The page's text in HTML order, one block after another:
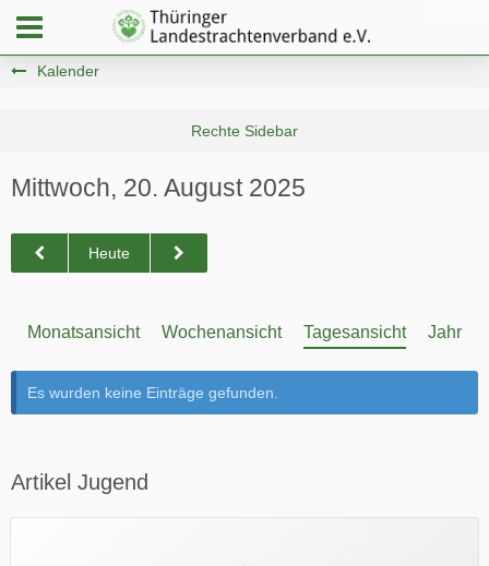
Kalender
Mittwoch, 20. August 2025
Heute
Monatsansicht Wochenansicht Tagesansicht
Es wurden keine Einträge gefunden.
Artikel Jugend